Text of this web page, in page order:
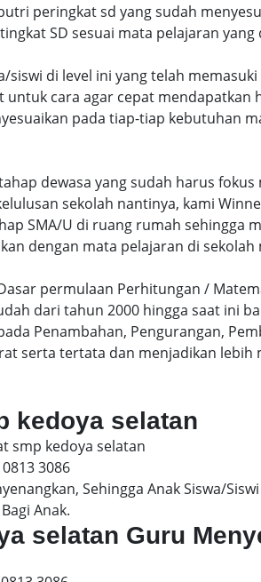
peringkat sd yang sudah
SD sesuai mata pelajaran yang
siswi di level ini yang telah
cara agar cepat
pada tiap-tiap kebutuhan
dewasa yang sudah harus
sekolah nantinya, kami
SMA/U di ruang rumah sehingga
dengan mata pelajaran di
permulaan Perhitungan /
dari tahun 2000 hingga saat ini
Penambahan, Pengurangan,
serta tertata dan menjadikan lebih
kedoya selatan
smp kedoya selatan
3086
Sehingga Anak Siswa/
Anak.
selatan Guru